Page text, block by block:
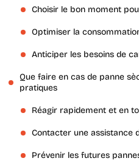
Choisir le bon moment
Optimiser la
Anticiper les besoins de
Que faire en cas de panne
pratiques
Réagir rapidement et en
Contacter une assistance
Prévenir les futures